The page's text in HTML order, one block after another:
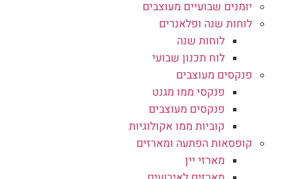
יומנים שבועיים מעוצבים
לוחות שנה ופלאנרים
לוחות שנה
לוח תכנון שבועי
פנקסים מעוצבים
פנקסי ממו מגנט
פנקסים מעוצבים
קוביות ממו אקולוגיות
קופסאות הפתעה ומארזים
מארזי יין